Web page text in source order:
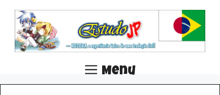
para
conteúdo
Menu